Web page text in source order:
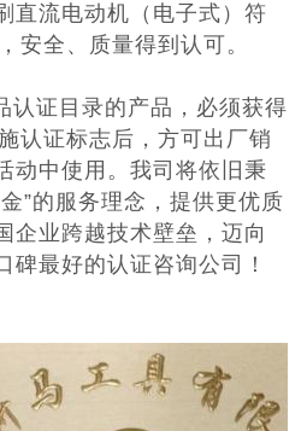
直流电动机（电子式）符
安全、质量得到认可。
证目录的产品，必须获得
认证标志后，方可出厂销
动中使用。我司将依旧秉
”的服务理念，提供更优质
企业跨越技术壁垒，迈向
碑最好的认证咨询公司！